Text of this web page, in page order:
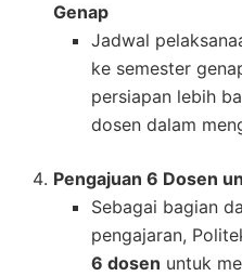
Genap
Jadwal
ke semester
persiapan lebih
dosen dalam
Pengajuan 6 Dosen
Sebagai bagian
pengajaran,
6 dosen untuk